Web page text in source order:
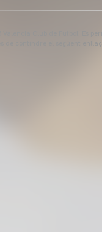
Valencia Club de Futbol. Es
de contindre el següent